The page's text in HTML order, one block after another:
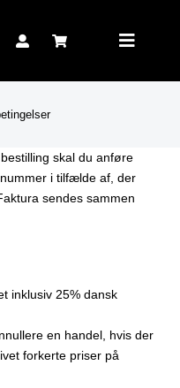
Toggle
skal du anføre
i tilfælde af, der
sendes sammen
inklusiv 25% dansk
en handel, hvis der
forkerte priser på